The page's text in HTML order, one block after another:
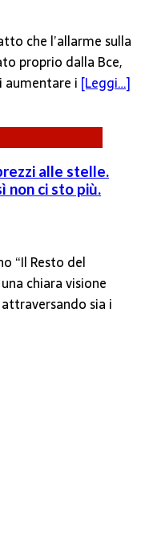
che l’allarme sulla
proprio dalla Bce,
aumentare i [Leggi…]
alle stelle.
non ci sto più.
“Il Resto del
chiara visione
sia i